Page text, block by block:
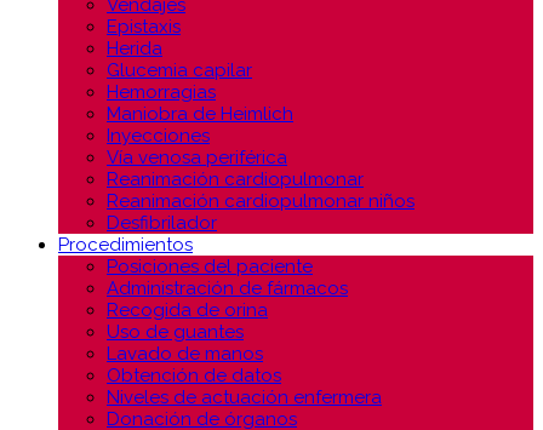
Vendajes
Epistaxis
Herida
Glucemia capilar
Hemorragias
Maniobra de Heimlich
Inyecciones
Vía venosa periférica
Reanimación cardiopulmonar
Reanimación cardiopulmonar niños
Desfibrilador
Procedimientos
Posiciones del paciente
Administración de fármacos
Recogida de orina
Uso de guantes
Lavado de manos
Obtención de datos
Niveles de actuación enfermera
Donación de órganos